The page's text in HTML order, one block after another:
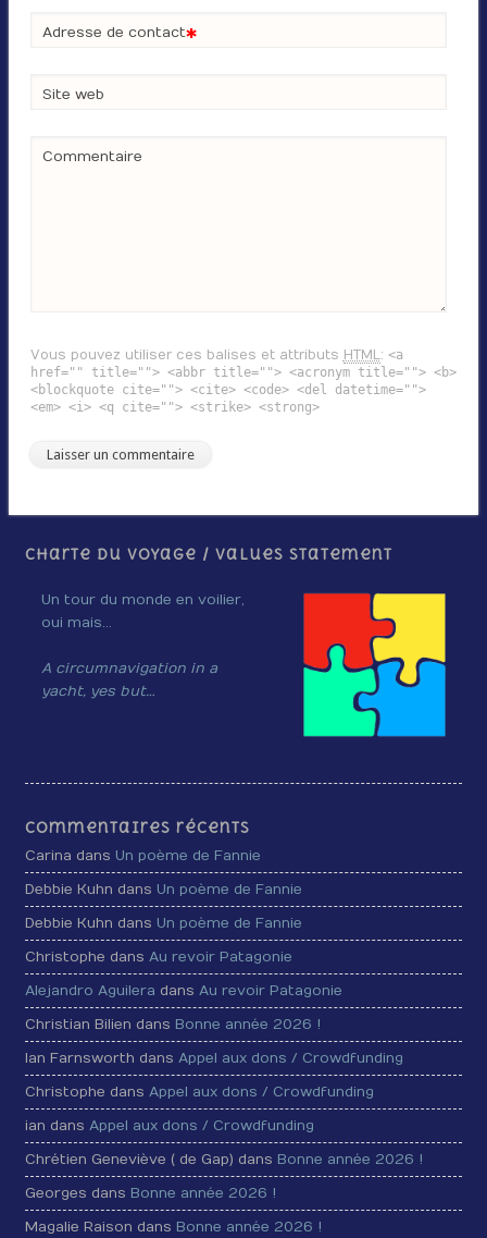
Adresse de contact*
Site web
Commentaire
Vous pouvez utiliser ces balises et attributs HTML : <a
href="" title=""> <abbr title=""> <acronym title=""> <b>
<blockquote cite=""> <cite> <code> <del datetime="">
<em> <i> <q cite=""> <strike> <strong>
Charte du voyage / Values Statement
Un tour du monde en voilier,
oui mais…
A circumnavigation in a
yacht, yes but…
Commentaires récents
Carina dans Un poème de Fannie
Debbie Kuhn dans Un poème de Fannie
Debbie Kuhn dans Un poème de Fannie
Christophe dansAu revoir Patagonie
Alejandro Aguilera dansAu revoir Patagonie
Christian Bilien dans Bonne année 2026 !
Ian Farnsworth dansAppel aux dons / Crowdfunding
Christophe dansAppel aux dons / Crowdfunding
ian dansAppel aux dons / Crowdfunding
Chrétien Geneviève ( de Gap) dans Bonne année 2026 !
Georges dans Bonne année 2026 !
Magalie Raison dans Bonne année 2026 !